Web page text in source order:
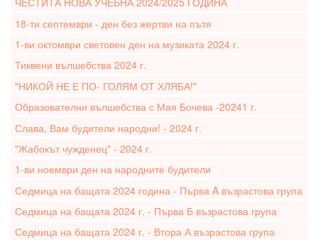
18-ти септември - ден без жертви на пътя
1-ви октомври световен ден на музиката 2024 г.
Тиквени вълшебства 2024 г.
"НИКОЙ НЕ Е ПО- ГОЛЯМ ОТ ХЛЯБА!"
Образователни вълшебства с Мая Бочева -20241 г.
Слава, Вам будители народни! - 2024 г.
"Жабокът чужденец" - 2024 г.
1-ви ноември ден на народните будители
Седмица на бащата 2024 година - Първа A възрастова група
Седмица на бащата 2024 г. - Първа Б възрастова група
Седмица на бащата 2024 г. - Втора А възрастова група